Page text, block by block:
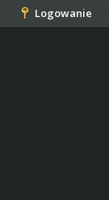
Logowanie